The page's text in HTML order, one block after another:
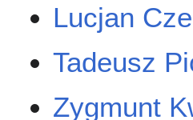
Lucjan
Tadeusz
Zygmunt